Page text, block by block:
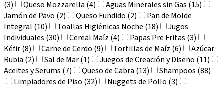
(3)
Queso Mozzarella (4)
Aguas Minerales sin Gas (15)
Jamón de Pavo (2)
Queso Fundido (2)
Pan de Molde
Integral (10)
Toallas Higiénicas Noche (18)
Jugos
Individuales (30)
Cereal Maíz (4)
Papas Pre Fritas (3)
Kéfir (8)
Carne de Cerdo (9) Tortillas de Maíz (6)
Azúcar
Rubia (2)
Sal de Mar (1)
Juegos de Creación y Diseño (11)
Aceites y Serums (7)
Queso de Cabra (13)
Shampoos (88)
Limpiadores de Piso (32)
Nuggets de Pollo (3)